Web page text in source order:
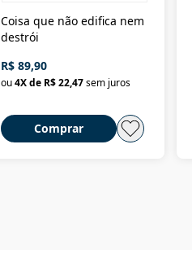
Coisa que não edifica nem
destrói
R$ 89,90
ou4X de R$ 22,47sem juros
Comprar